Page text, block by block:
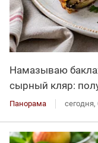
Намазываю
сырный кляр:
Панорама сегодня,